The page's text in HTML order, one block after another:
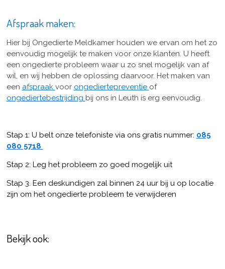
Afspraak maken:
Hier bij Ongedierte Meldkamer houden we ervan om het zo
eenvoudig mogelijk te maken voor onze klanten. U heeft
een ongedierte probleem waar u zo snel mogelijk van af
wil, en wij hebben de oplossing daarvoor. Het maken van
een afspraak voor ongediertepreventie of
ongediertebestrijding bij ons in Leuth is erg eenvoudig.
Stap 1: U belt onze telefoniste via ons gratis nummer: 085
080 5718
Stap 2: Leg het probleem zo goed mogelijk uit
Stap 3. Een deskundigen zal binnen 24 uur bij u op locatie
zijn om het ongedierte probleem te verwijderen
Bekijk ook: